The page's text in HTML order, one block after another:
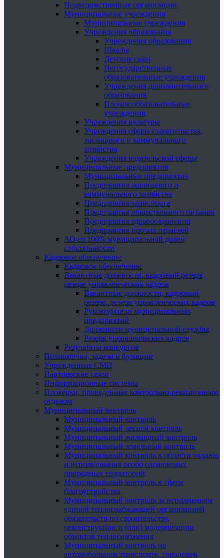
Подведомственные организации
Муниципальные учреждения
Муниципальные учреждения
Учреждения образования
Учреждения образования
Школы
Детские сады
Негосударственные
образовательные учреждения
Учреждения дополнительного
образования
Прочие образовательные
учреждения
Учреждения культуры
Учреждения сферы строительства,
жилищного и коммунального
хозяйства
Учреждения издательской сферы
Муниципальные предприятия
Муниципальные предприятия
Предприятия жилищного и
коммунального хозяйства
Предприятия транспорта
Предприятия общественного питания
Предприятия здравоохранения
Предприятия прочих отраслей
АО со 100% муниципальной долей
собственности
Кадровое обеспечение
Кадровое обеспечение
Вакантные должности, кадровый резерв,
резерв управленческих кадров
Вакантные должности, кадровый
резерв, резерв управленческих кадров
Руководители муниципальных
предприятий
Должности муниципальной службы
Резерв управленческих кадров
Результаты конкурсов
Полномочия, задачи и функции
Учрежденные СМИ
Партнерские связи
Информационные системы
Проверки, проведенные контрольно-ревизионным
отделом
Муниципальный контроль
Муниципальный контроль
Муниципальный лесной контроль
Муниципальный жилищный контроль
Муниципальный земельный контроль
Муниципальный контроль в области охраны
и использования особо охраняемых
природных территорий
Муниципальный контроль в сфере
благоустройства
Муниципальный контроль за исполнением
единой теплоснабжающей организацией
обязательств по строительству,
реконструкции и (или) модернизации
объектов теплоснабжения
Муниципальный контроль на
автомобильном транспорте, городском